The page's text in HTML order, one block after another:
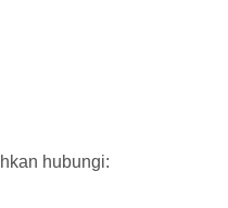
hubungi: